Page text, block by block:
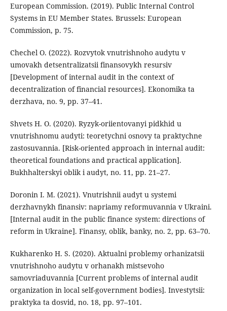
European Commission. (2019). Public Internal Control
Systems in EU Member States. Brussels: European
Commission, p. 75.
Chechel O. (2022). Rozvytok vnutrishnoho audytu v
umovakh detsentralizatsii finansovykh resursiv
[Development of internal audit in the context of
decentralization of financial resources]. Ekonomika ta
derzhava, no. 9, pp. 37–41.
Shvets H. O. (2020). Ryzyk-oriientovanyi pidkhid u
vnutrishnomu audyti: teoretychni osnovy ta praktychne
zastosuvannia. [Risk-oriented approach in internal audit:
theoretical foundations and practical application].
Bukhhalterskyi oblik i audyt, no. 11, pp. 21–27.
Doronin I. M. (2021). Vnutrishnii audyt u systemi
derzhavnykh finansiv: napriamy reformuvannia v Ukraini.
[Internal audit in the public finance system: directions of
reform in Ukraine]. Finansy, oblik, banky, no. 2, pp. 63–70.
Kukharenko H. S. (2020). Aktualni problemy orhanizatsii
vnutrishnoho audytu v orhanakh mistsevoho
samovriaduvannia [Current problems of internal audit
organization in local self-government bodies]. Investytsii:
praktyka ta dosvid, no. 18, pp. 97–101.